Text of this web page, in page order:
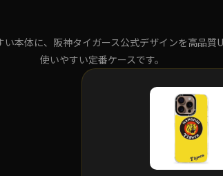
い本体に、阪神タイガース公式デザインを高品質
使いやすい定番ケースです。